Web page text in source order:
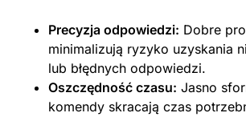
Precyzja odpowiedzi: Dobre
minimalizują ryzyko uzyskania
lub błędnych odpowiedzi.
Oszczędność czasu: Jasno
komendy skracają czas